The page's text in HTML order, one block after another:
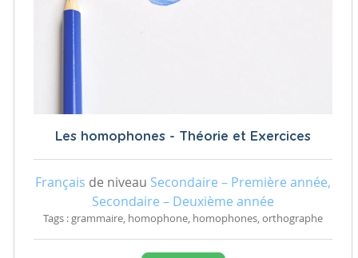
Les homophones - Théorie et Exercices
Français de niveau Secondaire – Première année,
Secondaire – Deuxième année
Tags : grammaire, homophone, homophones, orthographe